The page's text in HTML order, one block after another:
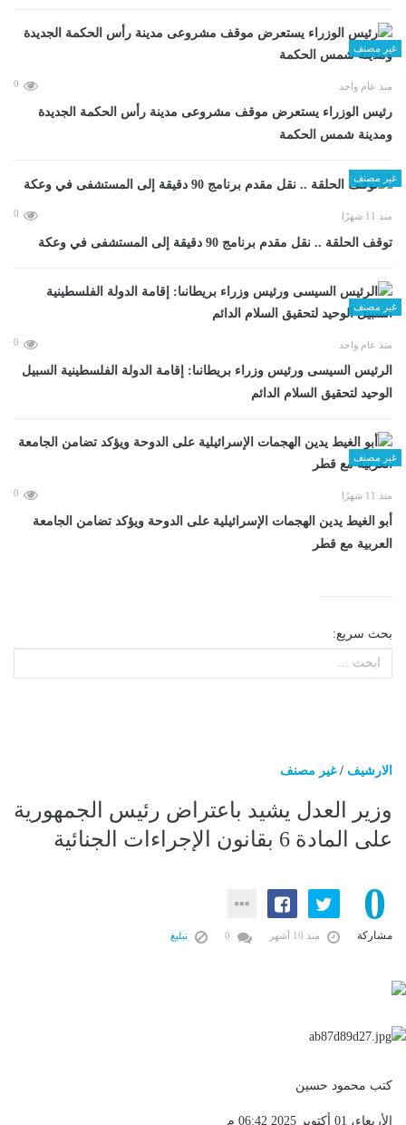
غير مصنف
منذ عام واحد 0
رئيس الوزراء يستعرض موقف مشروعى مدينة رأس الحكمة الجديدة
ومدينة شمس الحكمة
غير مصنف
منذ 11 شهرًا 0
توقف الحلقة .. نقل مقدم برنامج 90 دقيقة إلى المستشفى في وعكة
غير مصنف
منذ عام واحد 0
الرئيس السيسى ورئيس وزراء بريطانىا: إقامة الدولة الفلسطينية السبيل
الوحيد لتحقيق السلام الدائم
غير مصنف
منذ 11 شهرًا 0
أبو الغيط يدين الهجمات الإسرائيلية على الدوحة ويؤكد تضامن الجامعة
العربية مع قطر
بحث سريع:
الارشيف /غير مصنف
وزير العدل يشيد باعتراض رئيس الجمهورية
على المادة 6 بقانون الإجراءات الجنائية
0
مشاركة منذ 10 أشهر تبليغ
كتب محمود حسين
الأربعاء، 01 أكتوبر 2025 06:42 م